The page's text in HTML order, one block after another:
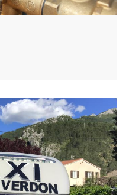
de la ponctualité, de la
transport.